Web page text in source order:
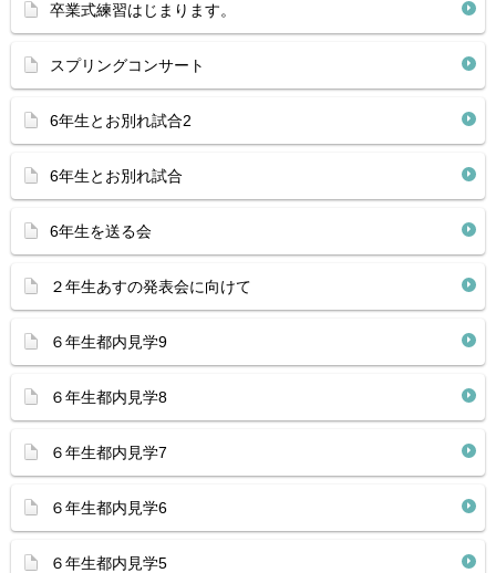
卒業式練習はじまります。
スプリングコンサート
6年生とお別れ試合2
6年生とお別れ試合
6年生を送る会
２年生あすの発表会に向けて
６年生都内見学9
６年生都内見学8
６年生都内見学7
６年生都内見学6
６年生都内見学5